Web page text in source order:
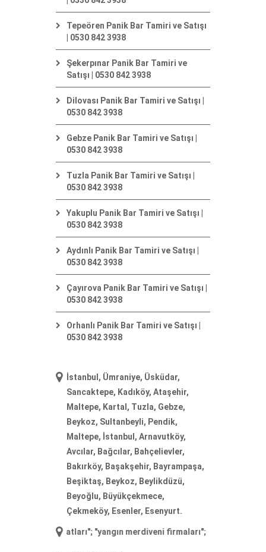
Tepeören Panik Bar Tamiri ve Satışı
| 0530 842 3938
Şekerpınar Panik Bar Tamiri ve
Satışı | 0530 842 3938
Dilovası Panik Bar Tamiri ve Satışı |
0530 842 3938
Gebze Panik Bar Tamiri ve Satışı |
0530 842 3938
Tuzla Panik Bar Tamiri ve Satışı |
0530 842 3938
Yakuplu Panik Bar Tamiri ve Satışı |
0530 842 3938
Aydınlı Panik Bar Tamiri ve Satışı |
0530 842 3938
Çayırova Panik Bar Tamiri ve Satışı |
0530 842 3938
Orhanlı Panik Bar Tamiri ve Satışı |
0530 842 3938
İstanbul, Ümraniye, Üsküdar,
Sancaktepe, Kadıköy, Ataşehir,
Maltepe, Kartal, Tuzla, Gebze,
Beykoz, Sultanbeyli, Pendik,
Maltepe, İstanbul, Arnavutköy,
Avcılar, Bağcılar, Bahçelievler,
Bakırköy, Başakşehir, Bayrampaşa,
Beşiktaş, Beykoz, Beylikdüzü,
Beyoğlu, Büyükçekmece,
Çekmeköy, Esenler, Esenyurt.
yangın merdiveni firmaları"; "yangın merdiveni imalatı